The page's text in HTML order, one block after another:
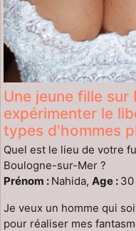
Une jeune fille
expérimenter le
types d'hommes
Quel est le lieu de votre
Boulogne-sur-Mer ?
Prénom : Nahida, Age : 30
Je veux un homme qui
pour réaliser mes